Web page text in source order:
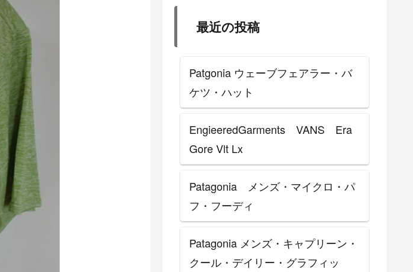
最近の投稿
Patgonia ウェーブフェアラー・バ
ケツ・ハット
EngieeredGarments VANS Era
Gore Vlt Lx
Patagonia メンズ・マイクロ・パ
フ・フーディ
Patagonia メンズ・キャプリーン・
クール・デイリー・グラフィッ